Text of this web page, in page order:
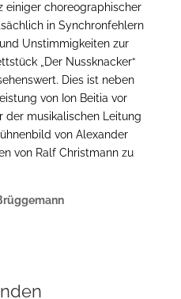
einiger choreographischer
in Synchronfehlern
Unstimmigkeiten zur
„Der Nussknacker“
Dies ist neben
von Ion Beitia vor
musikalischen Leitung
von Alexander
von Ralf Christmann zu